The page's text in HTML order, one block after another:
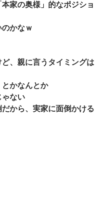
家の奥様」的なポジショ
のかなｗ
、親に言うタイミングは
かなんとか
ゃない
から、実家に面倒かける